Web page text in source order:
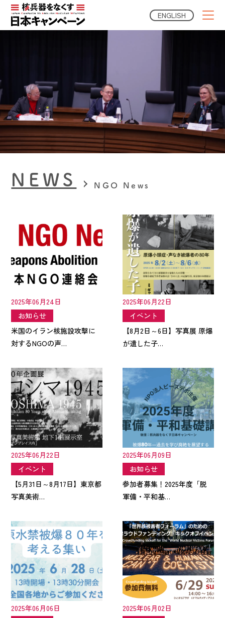
ENGLISH
NEWS NGO News
2025年06月24日
お知らせ
米国のイラン核施設攻撃に
対するNGOの声…
2025年06月22日
イベント
【8月2日～6日】写真展 原爆
が遺した子…
2025年06月22日
イベント
【5月31日～8月17日】東京都
写真美術…
2025年06月09日
お知らせ
参加者募集！2025年度「脱
軍備・平和基…
2025年06月06日
2025年06月02日